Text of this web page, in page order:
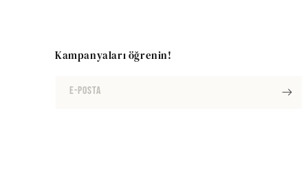
Kampanyaları öğrenin!
E-posta